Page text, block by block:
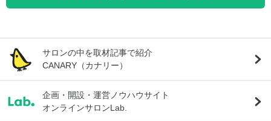
サロンの中を取材記事で紹介
CANARY（カナリー）
企画・開設・運営ノウハウサイト
オンラインサロンLab.